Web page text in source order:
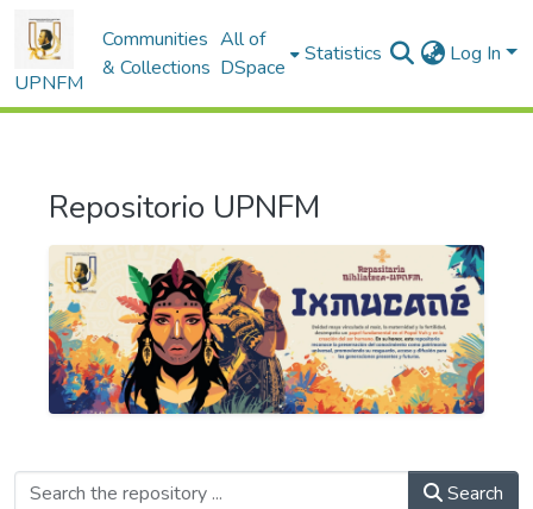
UPNFM
Communities
& Collections
All of
DSpace
Statistics Log In
Repositorio UPNFM
Search